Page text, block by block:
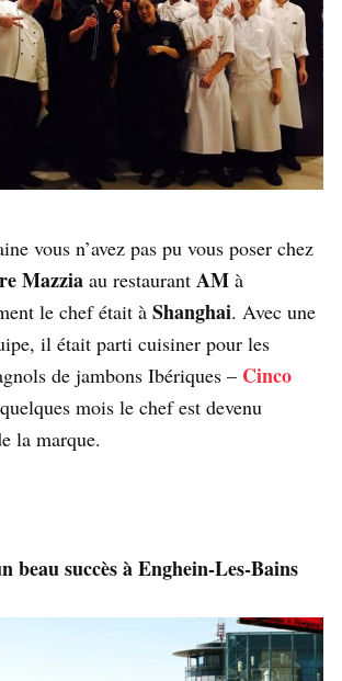
vous n’avez pas pu vous poser chez
Mazzia au restaurant AM à
le chef était à Shanghai. Avec une
il était parti cuisiner pour les
de jambons Ibériques – Cinco
mois le chef est devenu
la marque.
beau succès à Enghein-Les-Bains